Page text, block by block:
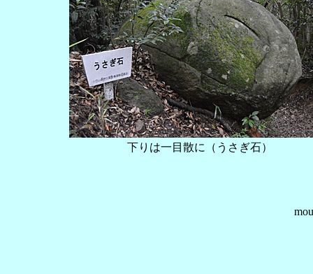
下りは一目散に（うさぎ石）